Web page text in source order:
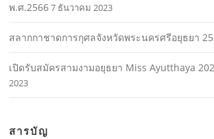
พ.ศ.25667 ธันวาคม 2023
สลากกาชาดการกุศลจังหวัดพระนครศรีอยุธยา
เปิดรับสมัครสามงามอยุธยา Miss Ayutthaya
2023
สารบัญ